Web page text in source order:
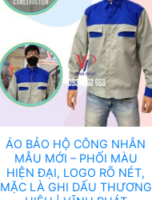
ÁO BẢO HỘ CÔNG NHÂN
MẪU MỚI – PHỐI MÀU
HIỆN ĐẠI, LOGO RÕ NÉT,
MẶC LÀ GHI DẤU THƯƠNG